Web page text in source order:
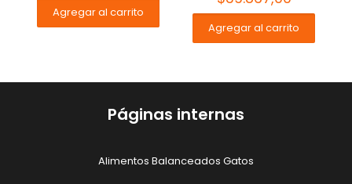
Agregar al carrito
Agregar al carrito
Páginas internas
Alimentos Balanceados Gatos